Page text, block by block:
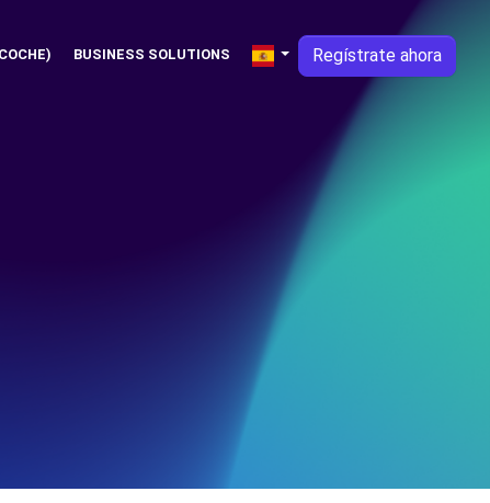
BUSINESS SOLUTIONS Regístrate ahora